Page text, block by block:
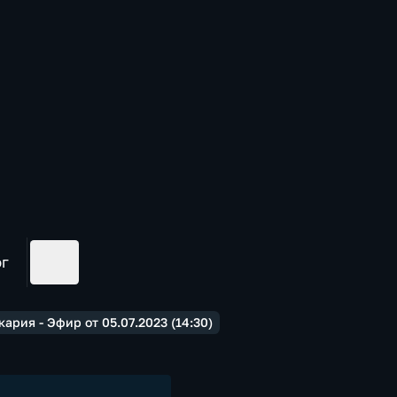
- Эфир от 05.07.2023 (14:30)